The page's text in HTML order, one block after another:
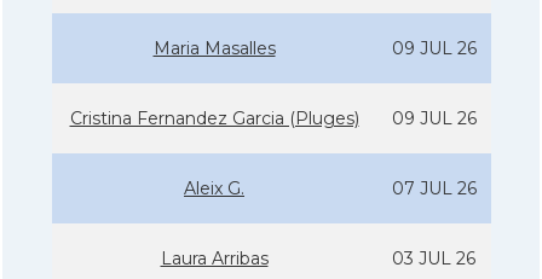
Maria Masalles 09 JUL 26
Cristina Fernandez Garcia (Pluges) 09 JUL 26
Aleix G. 07 JUL 26
Laura Arribas 03 JUL 26